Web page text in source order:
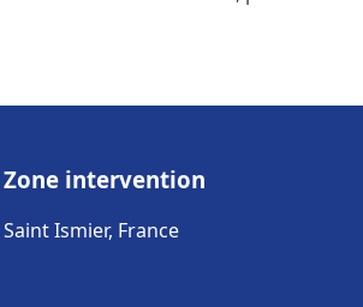
Zone intervention
Saint Ismier, France